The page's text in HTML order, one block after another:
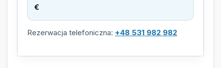
€
Rezerwacja telefoniczna: +48 531 982 982